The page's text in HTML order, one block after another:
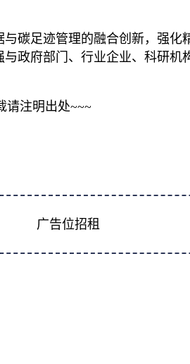
碳足迹管理的融合创新，强
政府部门、行业企业、科研
请注明出处~~~
广告位招租